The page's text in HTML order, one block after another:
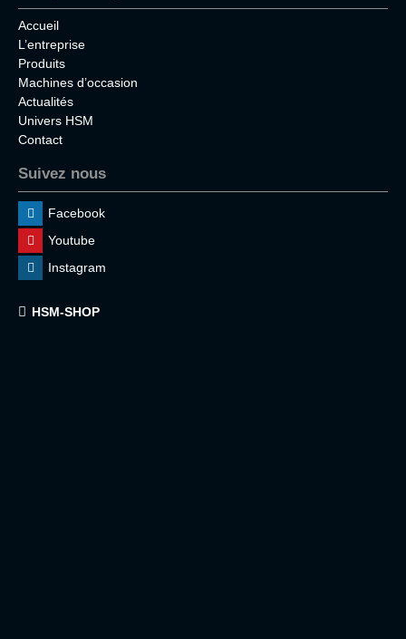
Accueil
L’entreprise
Produits
Machines d’occasion
Actualités
Univers HSM
Contact
Suivez nous
Facebook
Youtube
Instagram
HSM-SHOP